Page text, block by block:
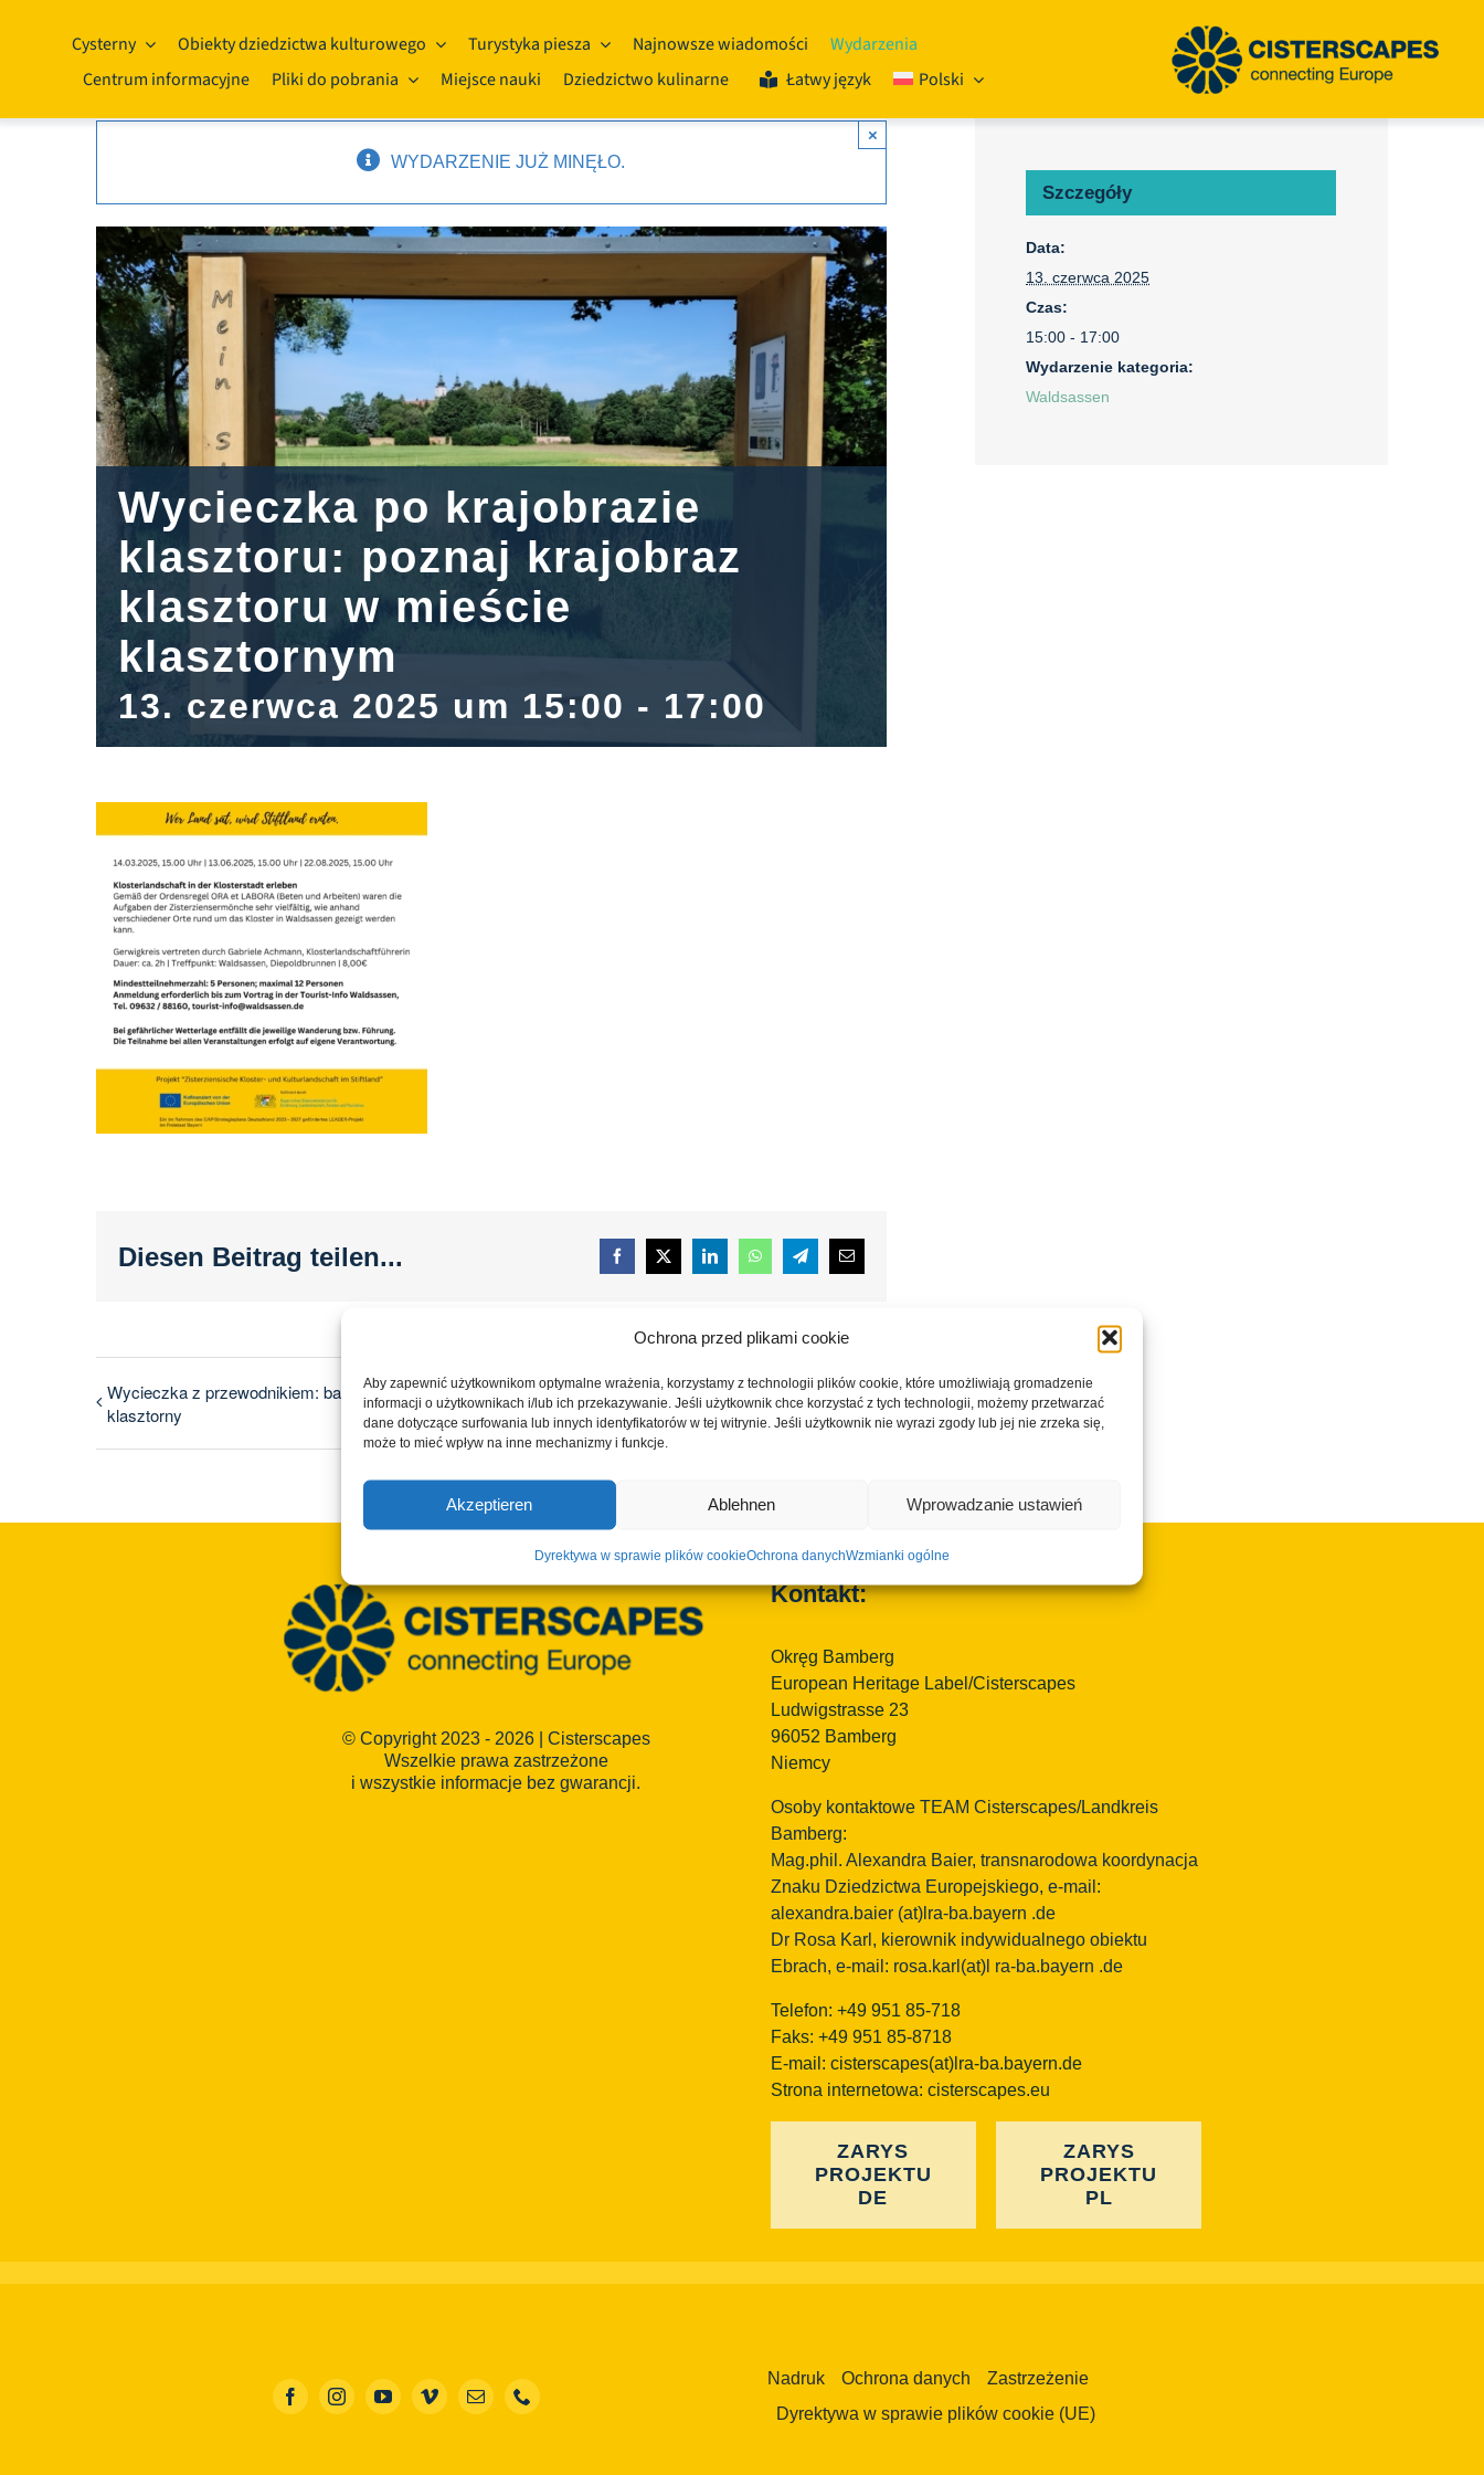
Ochrona przed plikami cookie
Aby zapewnić użytkownikom optymalne wrażenia, korzystamy z technologii plików cookie, które umożliwiają gromadzenie
informacji o użytkownikach i/lub ich przekazywanie. Jeśli użytkownik chce korzystać z tych technologii, możemy przetwarzać
dane dotyczące surfowania lub innych identyfikatorów w tej witrynie. Jeśli użytkownik nie wyrazi zgody lub jej nie zrzeka się,
może to mieć wpływ na inne mechanizmy i funkcje.
Akzeptieren Ablehnen Wprowadzanie ustawień
Dyrektywa w sprawie plików cookieOchrona danychWzmianki ogólne
Cysterny Obiekty dziedzictwa kulturowego Turystyka piesza Najnowsze wiadomości
Wydarzenia
Centrum informacyjne
Pliki do pobrania Miejsce nauki Dziedzictwo kulinarne Łatwy język Polski
WYDARZENIE JUŻ MINĘŁO.
×
Wycieczka po krajobrazie
klasztoru: poznaj krajobraz
klasztoru w mieście
klasztornym
13. czerwca 2025 um 15:00 - 17:00
Diesen Beitrag teilen... Facebook
X LinkedInWhatsAppTelegram
E-
mail
Wycieczka z przewodnikiem: barokowy ogród
klasztorny
Klasztor Doberan: Rynek klasztorny
Szczegóły
Data:
13. czerwca 2025
Czas:
15:00 - 17:00
Wydarzenie kategoria:
Waldsassen
© Copyright 2023 - 2026 | Cisterscapes
Wszelkie prawa zastrzeżone
i wszystkie informacje bez gwarancji.
Kontakt:
Okręg Bamberg
European Heritage Label/Cisterscapes
Ludwigstrasse 23
96052 Bamberg
Niemcy
Osoby kontaktowe TEAM Cisterscapes/Landkreis
Bamberg:
Mag.phil. Alexandra Baier, transnarodowa koordynacja
Znaku Dziedzictwa Europejskiego, e-mail:
alexandra.baier (at)lra-ba.bayern .de
Dr Rosa Karl, kierownik indywidualnego obiektu
Ebrach, e-mail: rosa.karl(at)l ra-ba.bayern .de
Telefon: +49 951 85-718
Faks: +49 951 85-8718
E-mail: cisterscapes(at)lra-ba.bayern.de
Strona internetowa: cisterscapes.eu
ZARYS
PROJEKTU
DE
ZARYS
PROJEKTU
PL
Nadruk Ochrona danych
Zastrzeżenie
Dyrektywa w sprawie plików cookie (UE)